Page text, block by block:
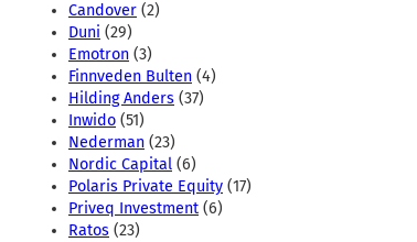
Candover (2)
Duni (29)
Emotron (3)
Finnveden Bulten (4)
Hilding Anders (37)
Inwido (51)
Nederman (23)
Nordic Capital (6)
Polaris Private Equity (17)
Priveq Investment (6)
Ratos (23)